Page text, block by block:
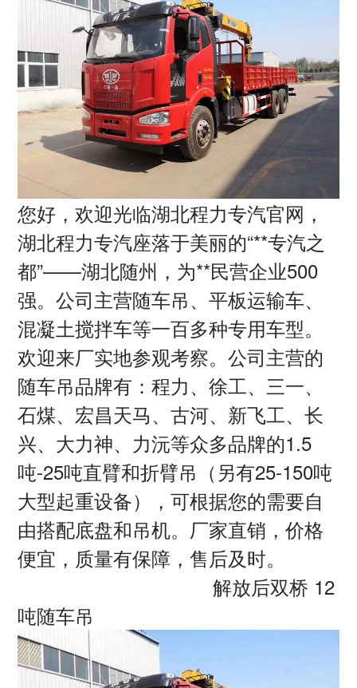
您好，欢迎光临湖北程力专汽官网，
湖北程力专汽座落于美丽的“**专汽之
都”——湖北随州，为**民营企业500
强。公司主营随车吊、平板运输车、
混凝土搅拌车等一百多种专用车型。
欢迎来厂实地参观考察。公司主营的
随车吊品牌有：程力、徐工、三一、
石煤、宏昌天马、古河、新飞工、长
兴、大力神、力沅等众多品牌的1.5
吨-25吨直臂和折臂吊（另有25-150吨
大型起重设备），可根据您的需要自
由搭配底盘和吊机。厂家直销，价格
便宜，质量有保障，售后及时。
解放后双桥 12
吨随车吊